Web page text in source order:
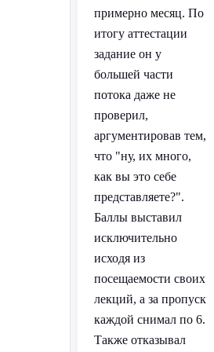
примерно месяц. По
итогу аттестации
задание он у
большей части
потока даже не
проверил,
аргументировав тем,
что "ну, их много,
как вы это себе
представляете?".
Баллы выставил
исключительно
исходя из
посещаемости своих
лекций, а за пропуск
каждой снимал по 6.
Также отказывал